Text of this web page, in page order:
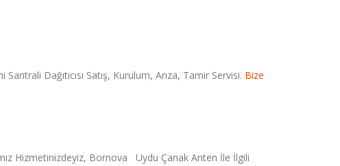
Dağıtıcısı Satış, Kurulum, Arıza, Tamir Servisi. Bize
Hizmetinizdeyiz, Bornova Uydu Çanak Anten İle İlgili